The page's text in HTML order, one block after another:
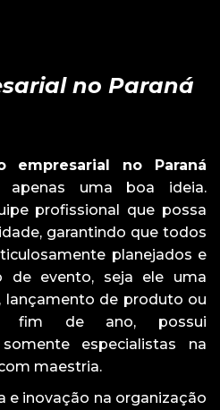
no Paraná
empresarial no Paraná
uma boa ideia.
profissional que possa
garantindo que todos
planejados e
de evento, seja ele uma
lançamento de produto ou
fim de ano, possui
especialistas na
maestria.
e inovação na organização